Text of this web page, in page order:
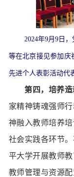
2024年9月9日
等在北京接见参加庆
先进个人表彰活动代
第四，培养
家精神铸魂强师
神融入教师培养
社会实践各环节
平大学开展教师
教师管理与资源